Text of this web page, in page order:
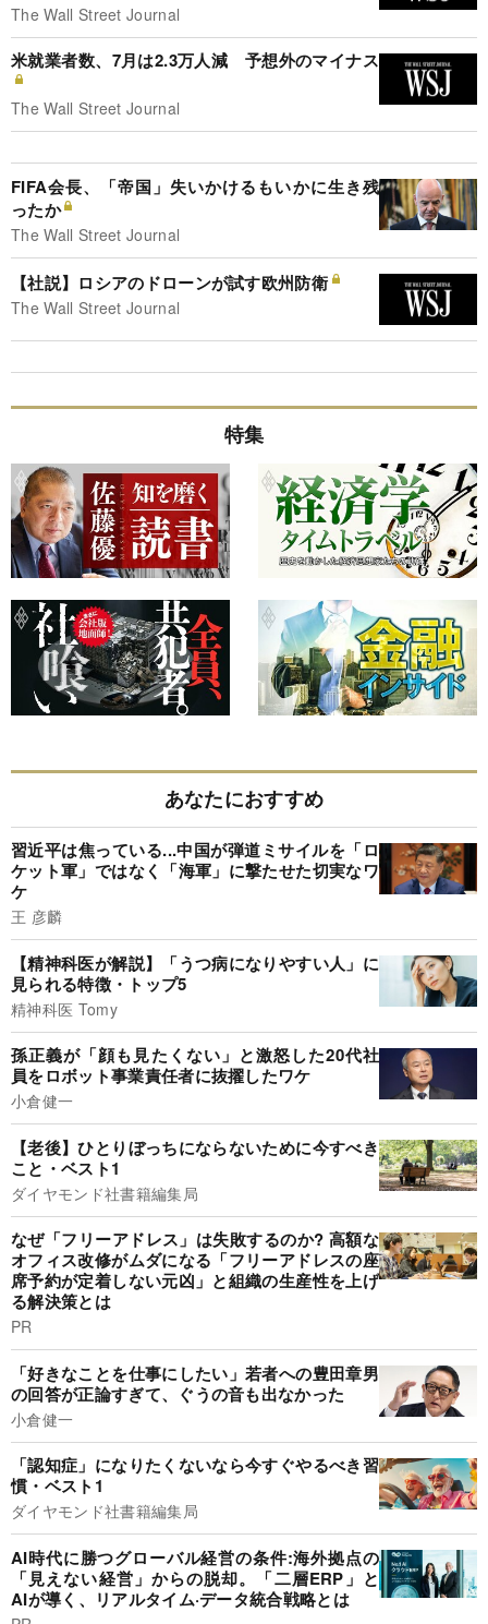
The Wall Street Journal
米就業者数、7月は2.3万人減 予想外のマイナス
The Wall Street Journal
FIFA会長、「帝国」失いかけるもいかに生き残
ったか
The Wall Street Journal
【社説】ロシアのドローンが試す欧州防衛
The Wall Street Journal
特集
あなたにおすすめ
習近平は焦っている...中国が弾道ミサイルを「ロ
ケット軍」ではなく「海軍」に撃たせた切実なワ
ケ
王 彦麟
【精神科医が解説】「うつ病になりやすい人」に
見られる特徴・トップ5
精神科医 Tomy
孫正義が「顔も見たくない」と激怒した20代社
員をロボット事業責任者に抜擢したワケ
小倉健一
【老後】ひとりぼっちにならないために今すべき
こと・ベスト1
ダイヤモンド社書籍編集局
なぜ「フリーアドレス」は失敗するのか? 高額な
オフィス改修がムダになる「フリーアドレスの座
席予約が定着しない元凶」と組織の生産性を上げ
る解決策とは
PR
「好きなことを仕事にしたい」若者への豊田章男
の回答が正論すぎて、ぐうの音も出なかった
小倉健一
「認知症」になりたくないなら今すぐやるべき習
慣・ベスト1
ダイヤモンド社書籍編集局
AI時代に勝つグローバル経営の条件:海外拠点の
「見えない経営」からの脱却。「二層ERP」と
AIが導く、リアルタイム·データ統合戦略とは